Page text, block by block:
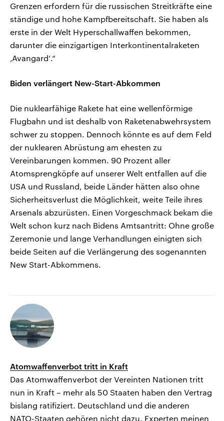
Grenzen erfordern für die russischen Streitkräfte eine
ständige und hohe Kampfbereitschaft. Sie haben als
erste in der Welt Hyperschallwaffen bekommen,
darunter die einzigartigen Interkontinentalraketen
‚Avangard‘.“
Biden verlängert New-Start-Abkommen
Die nuklearfähige Rakete hat eine wellenförmige
Flugbahn und ist deshalb von Raketenabwehrsystem
schwer zu stoppen. Dennoch könnte es auf dem Feld
der nuklearen Abrüstung am ehesten zu
Vereinbarungen kommen. 90 Prozent aller
Atomsprengköpfe auf unserer Welt entfallen auf die
USA und Russland, beide Länder hätten also ohne
Sicherheitsverlust die Möglichkeit, weite Teile ihres
Arsenals abzurüsten. Einen Vorgeschmack bekam die
Welt schon kurz nach Bidens Amtsantritt: Ohne große
Zeremonie und lange Verhandlungen einigten sich
beide Seiten auf die Verlängerung des sogenannten
New Start-Abkommens.
Atomwaffenverbot tritt in Kraft
Das Atomwaffenverbot der Vereinten Nationen tritt
nun in Kraft – mehr als 50 Staaten haben den Vertrag
bislang ratifiziert. Deutschland und die anderen
NATO-Staaten gehören nicht dazu. Experten meinen